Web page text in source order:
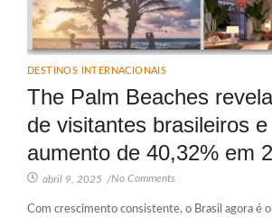
DESTINOS INTERNACIONAIS
The Palm Beaches
de visitantes brasileiros
aumento de 40,32% em
abril 9, 2025 /No Comments
Com crescimento consistente, o Brasil agora é